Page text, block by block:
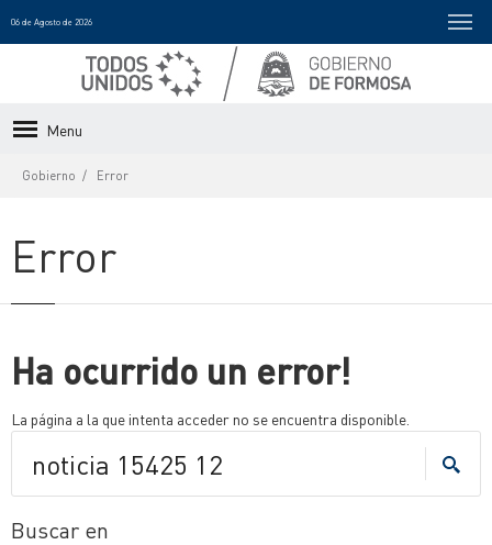
06 de Agosto de 2026
Menu
Gobierno Error
Error
Ha ocurrido un error!
La página a la que intenta acceder no se encuentra disponible.
Buscar en